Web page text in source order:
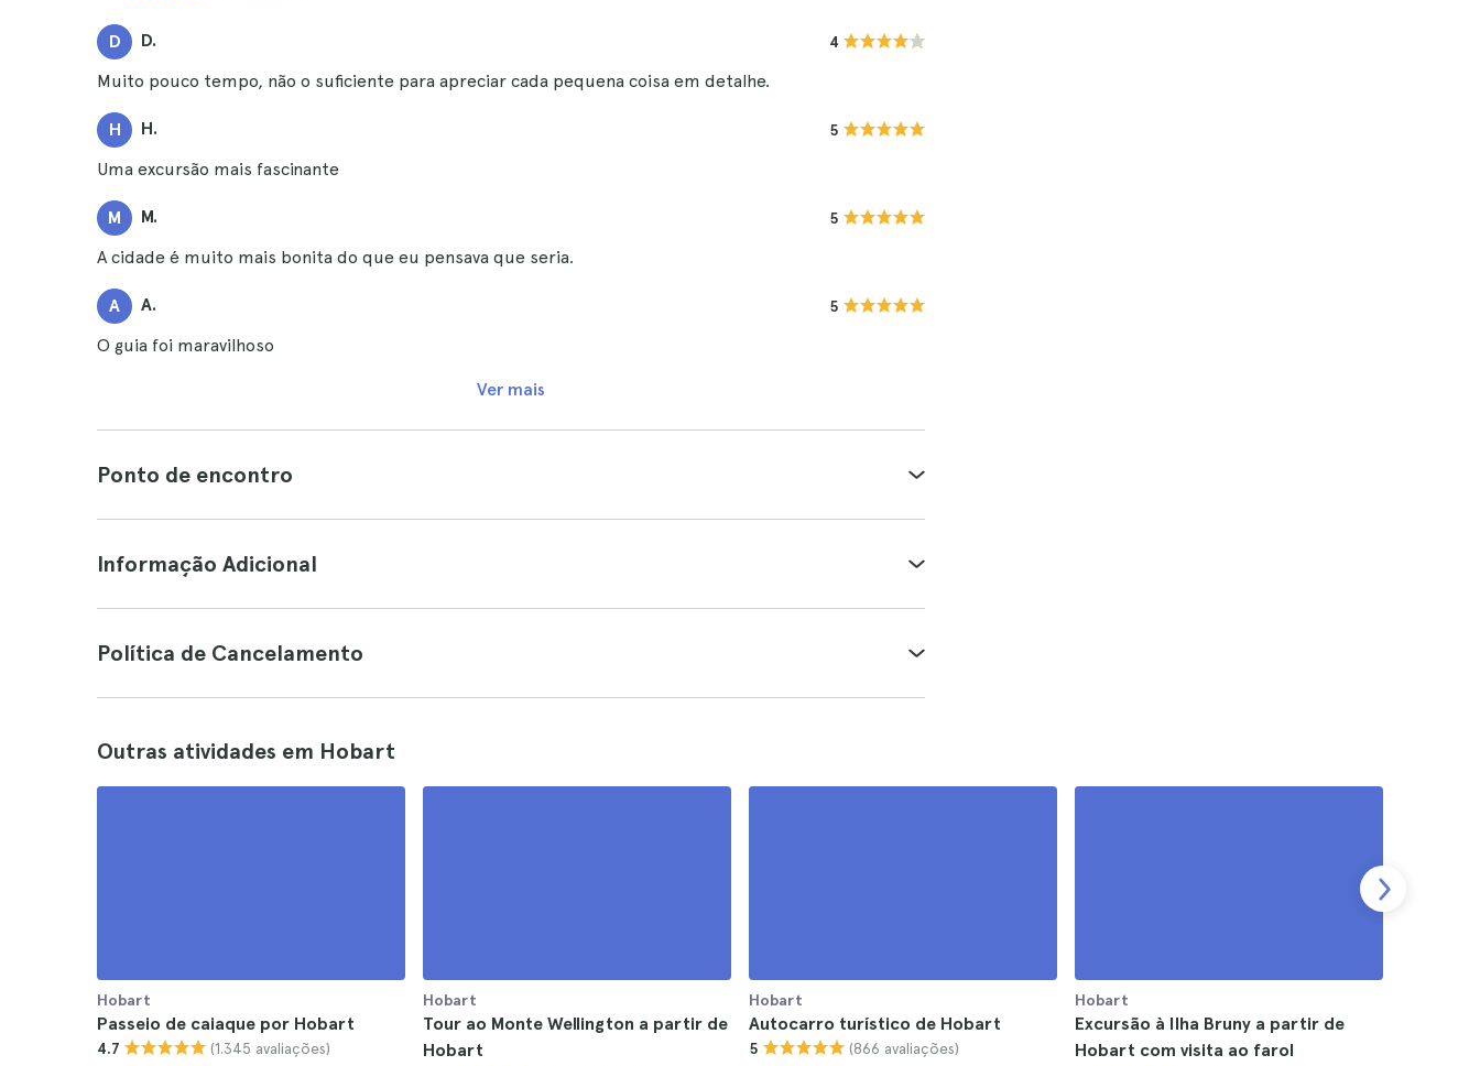
D D. 4
Muito pouco tempo, não o suficiente para apreciar cada pequena coisa em detalhe.
H H. 5
Uma excursão mais fascinante
M M. 5
A cidade é muito mais bonita do que eu pensava que seria.
A A. 5
O guia foi maravilhoso
Ver mais
Ponto de encontro
Informação Adicional
Política de Cancelamento
Outras atividades em Hobart
Hobart
Passeio de caiaque por Hobart
4.7 (1.345 avaliações)
Hobart
Tour ao Monte Wellington a partir de
Hobart
Hobart
Autocarro turístico de Hobart
5 (866 avaliações)
Hobart
Excursão à Ilha Bruny a partir de
Hobart com visita ao farol